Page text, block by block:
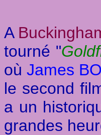
A
tourné "
oùJames
le second
a un
grandes